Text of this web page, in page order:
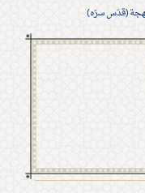
(قدّس سرّه)